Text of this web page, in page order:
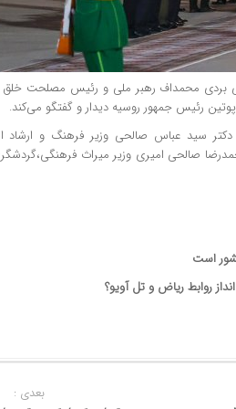
بردی محمداف رهبر ملی و رئیس مصلحت خلق
رئیس جمهور روسیه دیدار و گفتگو می‌کند.
دکتر سید عباس صالحی وزیر فرهنگ و
صالحی امیری وزیر میراث
است
روابط ریاض و تل آویو؟
بعدی :